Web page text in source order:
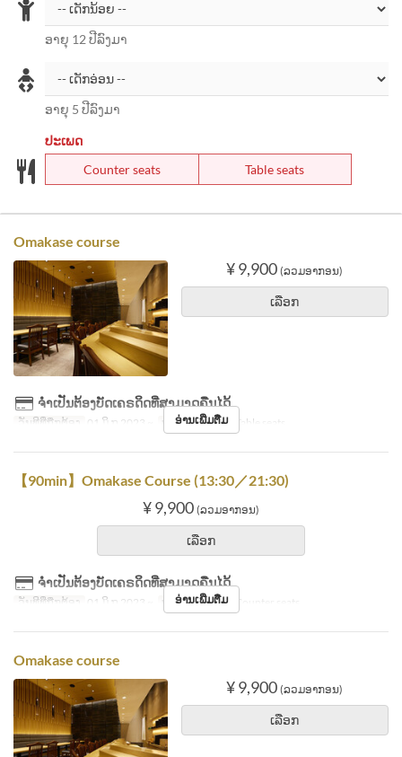
ອາຍຸ 12 ປີລົງມາ
ອາຍຸ 5 ປີລົງມາ
ປະເພດ
Counter seats
Table seats
Omakase course
¥ 9,900 (ລວມອາກອນ)
ເລືອກ
ຈຳເປັນຕ້ອງບັດເຄຣດິດທີ່ສາມາດຄືນໄດ້
ວັນທີທີ່ຖືກຕ້ອງ 01 ມິ.ຖ 2023 ~ ປະເພດບ່ອນນັ່ງ Table seats
ອ່ານເພີ່ມຕື່ມ
【90min】Omakase Course (13:30／21:30)
¥ 9,900 (ລວມອາກອນ)
ເລືອກ
ຈຳເປັນຕ້ອງບັດເຄຣດິດທີ່ສາມາດຄືນໄດ້
ວັນທີທີ່ຖືກຕ້ອງ 01 ມິ.ຖ 2023 ~ ປະເພດບ່ອນນັ່ງ Counter seats
ອ່ານເພີ່ມຕື່ມ
Omakase course
¥ 9,900 (ລວມອາກອນ)
ເລືອກ